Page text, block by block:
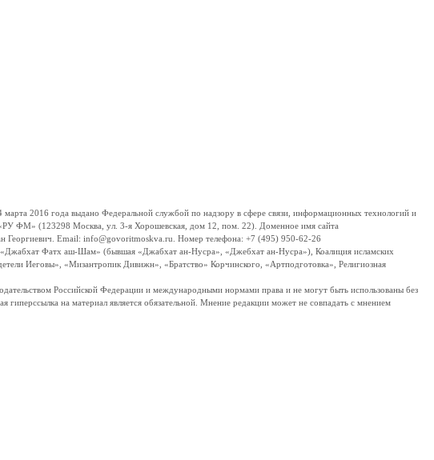
2016 года выдано Федеральной службой по надзору в сфере связи, информационных технологий и
ФМ» (123298 Москва, ул. 3-я Хорошевская, дом 12, пом. 22). Доменное имя сайта
Георгиевич. Email: info@govoritmoskva.ru. Номер телефона: +7 (495) 950-62-26
«Джабхат Фатх аш-Шам» (бывшая «Джабхат ан-Нусра», «Джебхат ан-Нусра»), Коалиция исламских
Иеговы», «Мизантропик Дивижн», «Братство» Корчинского, «Артподготовка», Религиозная
Российской Федерации и международными нормами права и не могут быть использованы без
на материал является обязательной. Мнение редакции может не совпадать с мнением